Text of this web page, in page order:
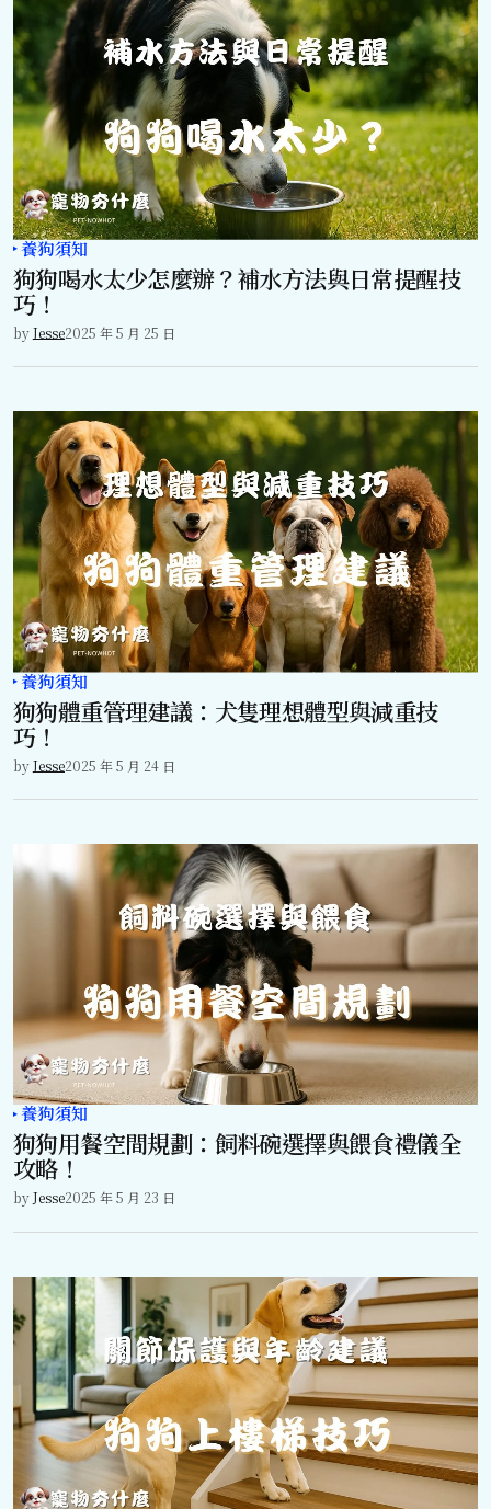
養狗須知
狗狗喝水太少怎麼辦？補水方法與日常提醒技
巧！
byJesse2025 年 5 月 25 日
養狗須知
狗狗體重管理建議：犬隻理想體型與減重技
巧！
byJesse2025 年 5 月 24 日
養狗須知
狗狗用餐空間規劃：飼料碗選擇與餵食禮儀全
攻略！
byJesse2025 年 5 月 23 日